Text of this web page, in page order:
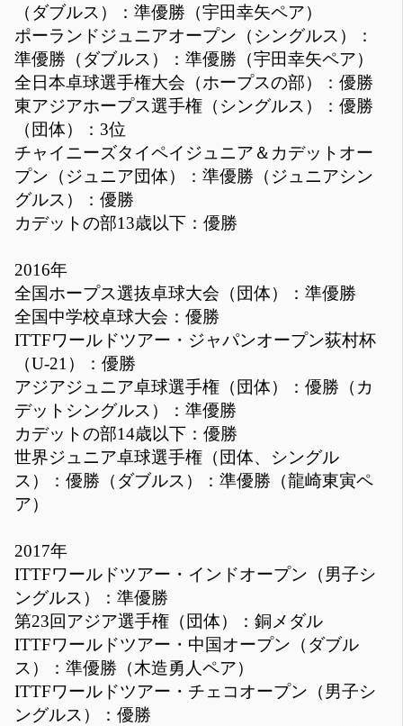
（ダブルス）：準優勝（宇田幸矢ペア）
ポーランドジュニアオープン（シングルス）：
準優勝（ダブルス）：準優勝（宇田幸矢ペア）
全日本卓球選手権大会（ホープスの部）：優勝
東アジアホープス選手権（シングルス）：優勝
（団体）：3位
チャイニーズタイペイジュニア＆カデットオー
プン（ジュニア団体）：準優勝（ジュニアシン
グルス）：優勝
カデットの部13歳以下：優勝
2016年
全国ホープス選抜卓球大会（団体）：準優勝
全国中学校卓球大会：優勝
ITTFワールドツアー・ジャパンオープン荻村杯
（U-21）：優勝
アジアジュニア卓球選手権（団体）：優勝（カ
デットシングルス）：準優勝
カデットの部14歳以下：優勝
世界ジュニア卓球選手権（団体、シングル
ス）：優勝（ダブルス）：準優勝（龍崎東寅ペ
ア）
2017年
ITTFワールドツアー・インドオープン（男子シ
ングルス）：準優勝
第23回アジア選手権（団体）：銅メダル
ITTFワールドツアー・中国オープン（ダブル
ス）：準優勝（木造勇人ペア）
ITTFワールドツアー・チェコオープン（男子シ
ングルス）：優勝